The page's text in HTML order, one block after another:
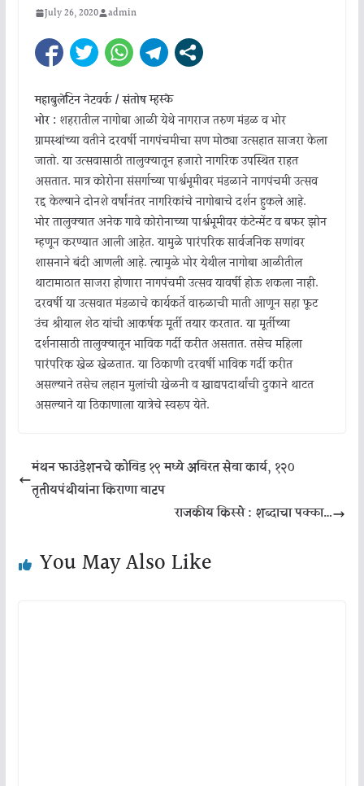
July 26, 2020 admin
महाबुलेटिन नेटवर्क / संतोष म्हस्के
भोर : शहरातील नागोबा आळी येथे नागराज तरुण मंडळ व भोर
ग्रामस्थांच्या वतीने दरवर्षी नागपंचमीचा सण मोठ्या उत्सहात साजरा केला
जातो. या उत्सवासाठी तालुक्यातून हजारो नागरिक उपस्थित राहत
असतात. मात्र कोरोना संसर्गाच्या पार्श्वभूमीवर मंडळाने नागपंचमी उत्सव
रद्द केल्याने दोनशे वर्षांनंतर नागरिकांचे नागोबाचे दर्शन हुकले आहे.
भोर तालुक्यात अनेक गावे कोरोनाच्या पार्श्वभूमीवर कंटेन्मेंट व बफर झोन
म्हणून करण्यात आली आहेत. यामुळे पारंपरिक सार्वजनिक सणांवर
शासनाने बंदी आणली आहे. त्यामुळे भोर येथील नागोबा आळीतील
थाटामाठात साजरा होणारा नागपंचमी उत्सव यावर्षी होऊ शकला नाही.
दरवर्षी या उत्सवात मंडळाचे कार्यकर्ते वारुळाची माती आणून सहा फूट
उंच श्रीयाल शेठ यांची आकर्षक मूर्ती तयार करतात. या मूर्तीच्या
दर्शनासाठी तालुक्यातून भाविक गर्दी करीत असतात. तसेच महिला
पारंपरिक खेळ खेळतात. या ठिकाणी दरवर्षी भाविक गर्दी करीत
असल्याने तसेच लहान मुलांची खेळनी व खाद्यपदार्थांची दुकाने थाटत
असल्याने या ठिकाणाला यात्रेचे स्वरूप येते.
मंथन फाउंडेशनचे कोविड १९ मध्ये अविरत सेवा कार्य, १२०
तृतीयपंथीयांना किराणा वाटप
राजकीय किस्से : शब्दाचा पक्का…
You May Also Like